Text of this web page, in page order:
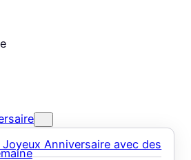
Joyeux Anniversaire avec des